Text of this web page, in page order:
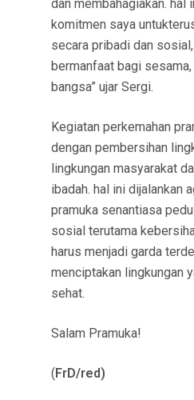
dan membahagiakan. hal
komitmen saya
secara pribadi dan
bermanfaat bagi
bangsa” ujar Sergi.
Kegiatan perkemahan
dengan pembersihan
lingkungan masyarakat
ibadah. hal ini dijalankan
pramuka senantiasa
sosial terutama
harus menjadi garda
menciptakan lingkungan
sehat.
Salam Pramuka!
(FrD/red)